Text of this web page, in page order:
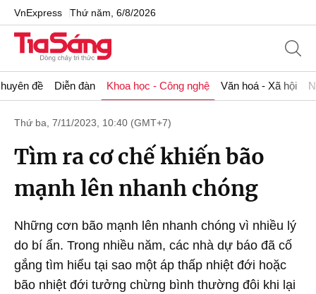
VnExpress Thứ năm, 6/8/2026
đề Diễn đàn Khoa học - Công nghệ Văn hoá - Xã hội
Thứ ba, 7/11/2023, 10:40 (GMT+7)
Tìm ra cơ chế khiến bão
mạnh lên nhanh chóng
Những cơn bão mạnh lên nhanh chóng vì nhiều lý
do bí ẩn. Trong nhiều năm, các nhà dự báo đã cố
gắng tìm hiểu tại sao một áp thấp nhiệt đới hoặc
bão nhiệt đới tưởng chừng bình thường đôi khi lại